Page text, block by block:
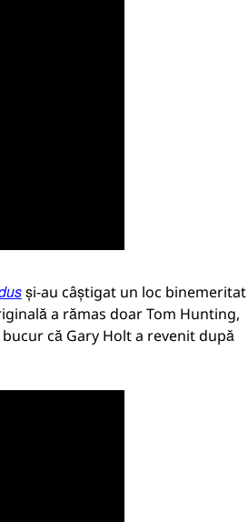
și-au câștigat un loc binemeritat
a rămas doar Tom Hunting,
că Gary Holt a revenit după